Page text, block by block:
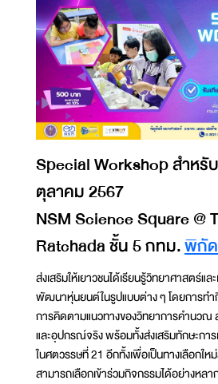
Special Workshop สำหรั
ตุลาคม 2567
NSM Science Square @
Ratchada ชั้น 5 กทม.พิกัด
ส่งเสริมให้เยาวชนได้เรียนรู้วิทยาศาสตร์แล
พัฒนาหุ่นยนต์ในรูปแบบต่าง ๆ โดยการท
การคิดตามแนวทางของวิทยาการคำนวณ
และอุปกรณ์จริง พร้อมทั้งส่งเสริมทักษะกา
ในศตวรรษที่ 21 อีกทั้งเพื่อเป็นทางเลือกใ
สามารถเลือกเข้าร่วมกิจกรรมได้อย่างหล